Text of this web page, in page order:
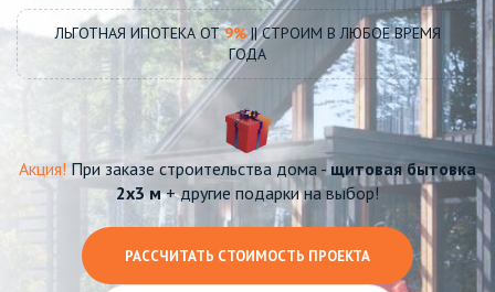
ЛЬГОТНАЯ ИПОТЕКА ОТ9%|| СТРОИМ В ЛЮБОЕ ВРЕМЯ
ГОДА
Акция! При заказе строительства дома -щитовая бытовка
2х3 м+ другие подарки на выбор!
РАССЧИТАТЬ СТОИМОСТЬ ПРОЕКТА